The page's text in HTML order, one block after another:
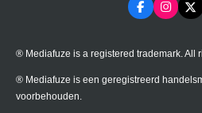
F
a
b
o
I
n
a
r
X
® Mediafuze is a registered trademark. All
® Mediafuze is een geregistreerd
voorbehouden.